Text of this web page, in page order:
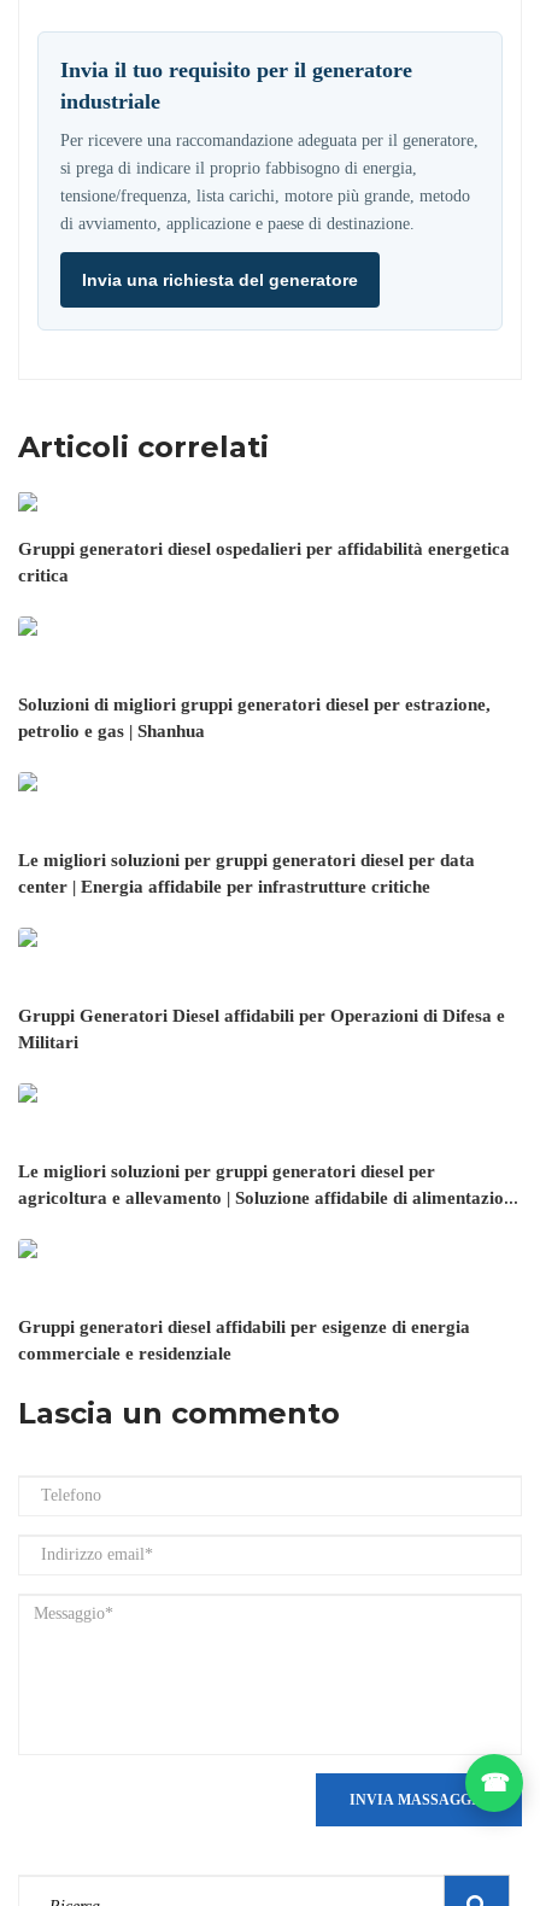
Invia il tuo requisito per il generatore
industriale
Per ricevere una raccomandazione adeguata per il generatore,
si prega di indicare il proprio fabbisogno di energia,
tensione/frequenza, lista carichi, motore più grande, metodo
di avviamento, applicazione e paese di destinazione.
Invia una richiesta del generatore
☎
Articoli correlati
Gruppi generatori diesel ospedalieri per affidabilità energetica
critica
Soluzioni di migliori gruppi generatori diesel per estrazione,
petrolio e gas | Shanhua
Le migliori soluzioni per gruppi generatori diesel per data
center | Energia affidabile per infrastrutture critiche
Gruppi Generatori Diesel affidabili per Operazioni di Difesa e
Militari
Le migliori soluzioni per gruppi generatori diesel per
agricoltura e allevamento | Soluzione affidabile di alimentazione
Gruppi generatori diesel affidabili per esigenze di energia
commerciale e residenziale
Lascia un commento
INVIA MASSAGGIO